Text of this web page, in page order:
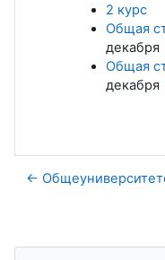
2 курс
Общая
декабря
Общая
декабря
←